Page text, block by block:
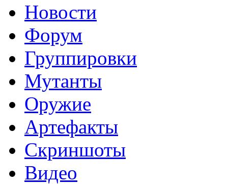
Новости
Форум
Группировки
Мутанты
Оружие
Артефакты
Скриншоты
Видео